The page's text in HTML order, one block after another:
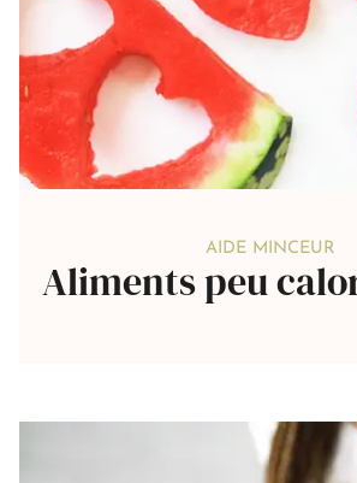
AIDE MINCEUR
Aliments peu